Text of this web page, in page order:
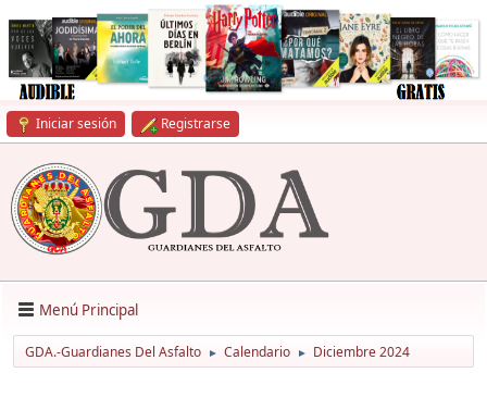
Iniciar sesión Registrarse
Menú Principal
GDA.-Guardianes Del Asfalto ► Calendario ► Diciembre 2024